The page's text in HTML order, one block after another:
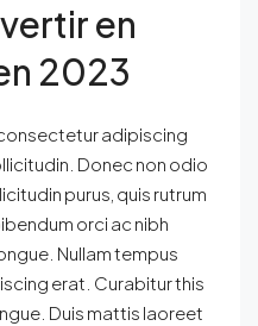
en
2023
adipiscing
Donec non odio
purus, quis rutrum
orci ac nibh
Nullam tempus
erat. Curabitur this
Duis mattis laoreet